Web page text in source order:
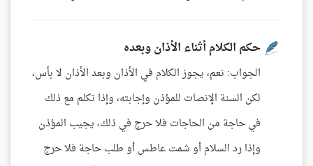
حكم الكلام أثناء الأذان وبعده
الجواب: نعم، يجوز الكلام في الأذان وبعد الأذان لا بأس،
لكن السنة الإنصات للمؤذن وإجابته، وإذا تكلم مع ذلك
في حاجة من الحاجات فلا حرج في ذلك، يجيب المؤذن
وإذا رد السلام أو شمت عاطس أو طلب حاجة فلا حرج